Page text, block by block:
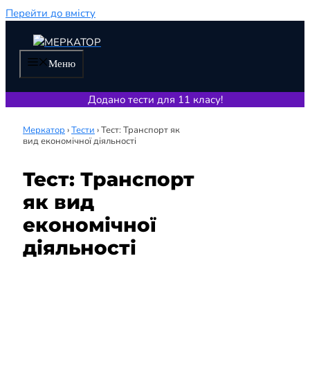
Перейти до вмісту
Меню
Додано тести для 11 класу!
Меркатор ›Тести ›Тест: Транспорт як
вид економічної діяльності
Тест: Транспорт
як вид
економічної
діяльності